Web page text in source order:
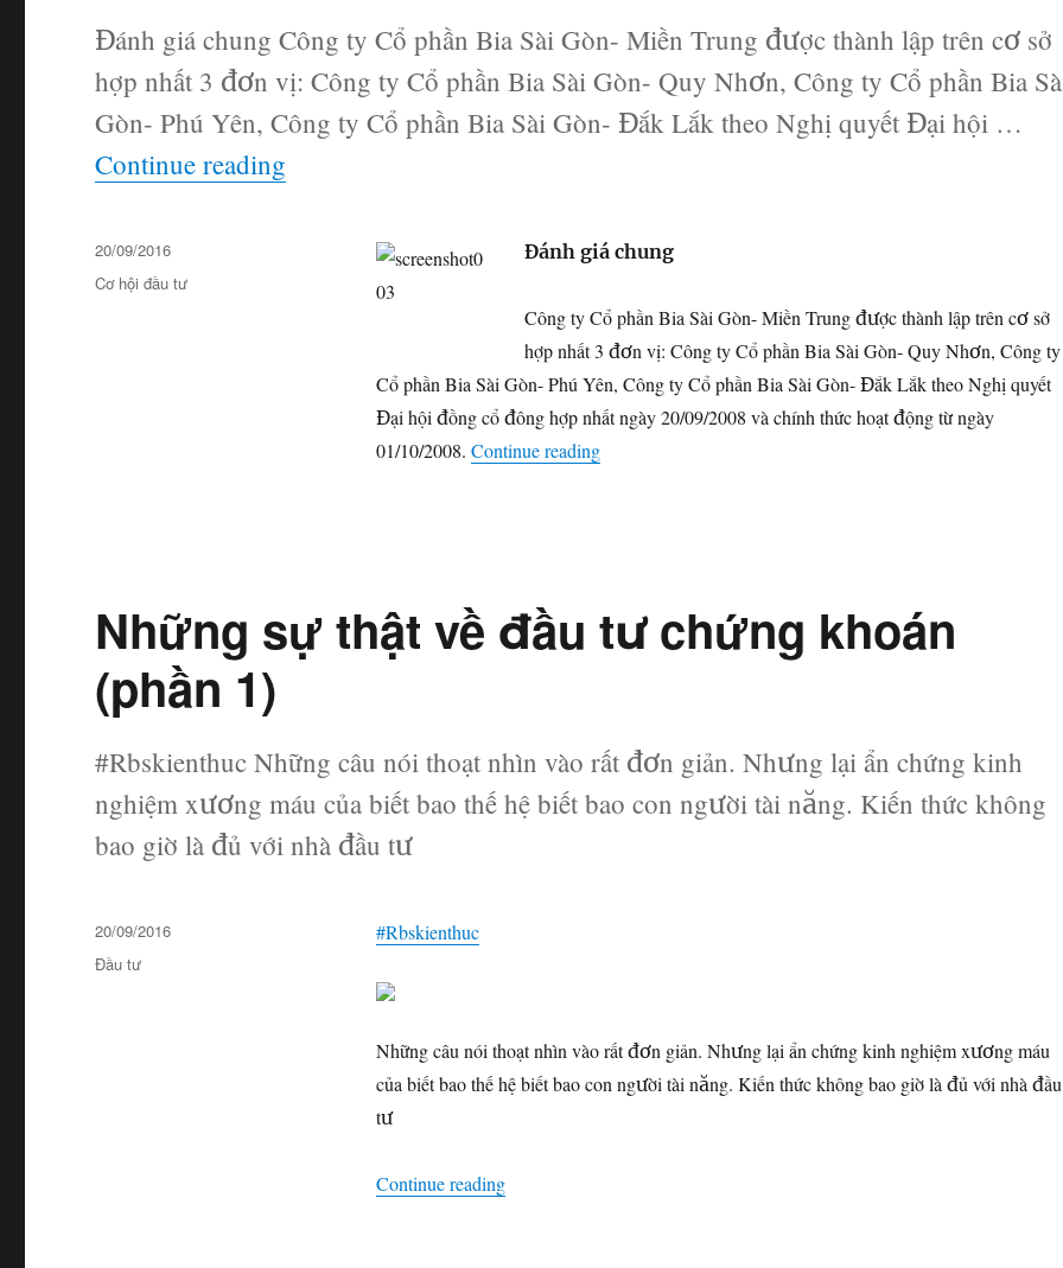
Đánh giá chung Công ty Cổ phần Bia Sài Gòn- Miền Trung được thành lập trên cơ sở
hợp nhất 3 đơn vị: Công ty Cổ phần Bia Sài Gòn- Quy Nhơn, Công ty Cổ phần Bia
Gòn- Phú Yên, Công ty Cổ phần Bia Sài Gòn- Đắk Lắk theo Nghị quyết Đại hội …
Continue reading
Đánh giá chung
Công ty Cổ phần Bia Sài Gòn- Miền Trung được thành lập trên cơ sở
hợp nhất 3 đơn vị: Công ty Cổ phần Bia Sài Gòn- Quy Nhơn, Công ty
Cổ phần Bia Sài Gòn- Phú Yên, Công ty Cổ phần Bia Sài Gòn- Đắk Lắk theo Nghị quyết
Đại hội đồng cổ đông hợp nhất ngày 20/09/2008 và chính thức hoạt động từ ngày
01/10/2008. Continue reading“Phân tích CTCP Bia Sài Gòn – Miền Trung (UPCoM:
Posted
on
20/09/2016
Categories
Cơ hội đầu tư
Những sự thật về đầu tư chứng khoán
(phần 1)
#Rbskienthuc Những câu nói thoạt nhìn vào rất đơn giản. Nhưng lại ẩn chứng kinh
nghiệm xương máu của biết bao thế hệ biết bao con người tài năng. Kiến thức không
bao giờ là đủ với nhà đầu tư
#Rbskienthuc
Những câu nói thoạt nhìn vào rất đơn giản. Nhưng lại ẩn chứng kinh nghiệm xương máu
của biết bao thế hệ biết bao con người tài năng. Kiến thức không bao giờ là đủ với nhà đầu
tư
Continue reading“Những sự thật về đầu tư chứng khoán (phần 1)”
Posted
on
20/09/2016
Categories
Đầu tư